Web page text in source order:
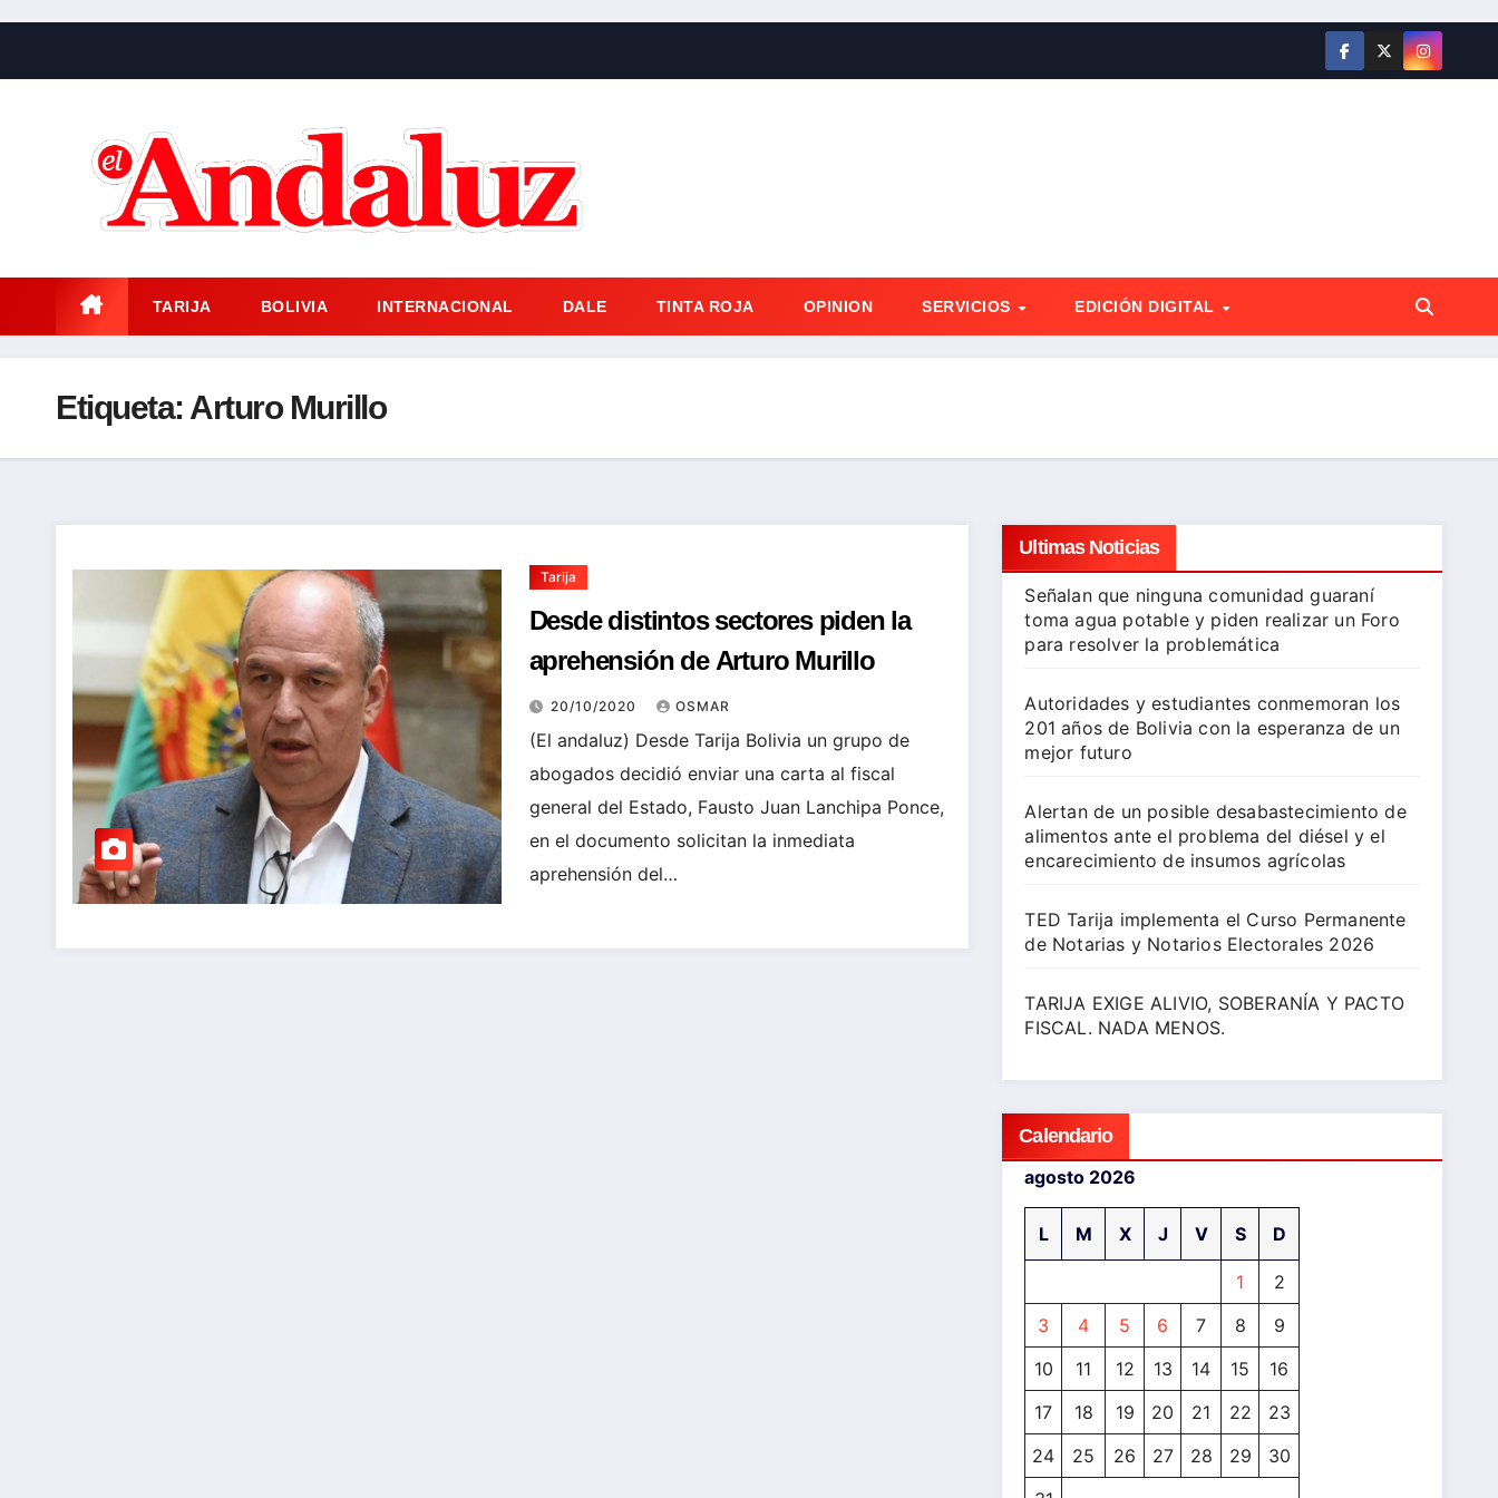
contenido
TARIJA BOLIVIA INTERNACIONAL DALE TINTA ROJA OPINION SERVICIOS EDICIÓN DIGITAL
Etiqueta: Arturo Murillo
Tarija
Desde distintos sectores piden la
aprehensión de Arturo Murillo
20/10/2020 OSMAR
(El andaluz) Desde Tarija Bolivia un grupo de
abogados decidió enviar una carta al fiscal
general del Estado, Fausto Juan Lanchipa Ponce,
en el documento solicitan la inmediata
aprehensión del…
Ultimas Noticias
Señalan que ninguna comunidad guaraní
toma agua potable y piden realizar un Foro
para resolver la problemática
Autoridades y estudiantes conmemoran los
201 años de Bolivia con la esperanza de un
mejor futuro
Alertan de un posible desabastecimiento de
alimentos ante el problema del diésel y el
encarecimiento de insumos agrícolas
TED Tarija implementa el Curso Permanente
de Notarias y Notarios Electorales 2026
TARIJA EXIGE ALIVIO, SOBERANÍA Y PACTO
FISCAL. NADA MENOS.
Calendario
agosto 2026
L M X J V S D
1
2
3
4 5 6 7 8
9
10
11 12 13 14 15
16
17
18 19 20 21 22
23
24
25 26 27 28 29
30